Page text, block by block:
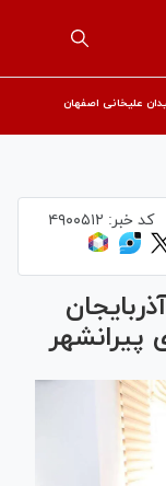
علیخانی اصفهان
کد خبر: ۴۹۰۰۵۱۲
پیرانشهر